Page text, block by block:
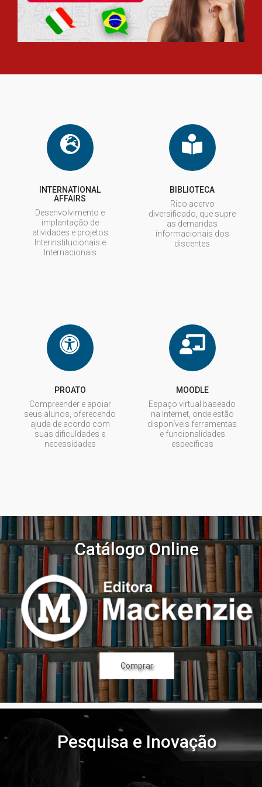
INTERNATIONAL
AFFAIRS
Desenvolvimento e
implantação de
atividades e projetos
Interinstitucionais e
Internacionais
BIBLIOTECA
Rico acervo
diversificado, que supre
as demandas
informacionais dos
discentes
PROATO
Compreender e apoiar
seus alunos, oferecendo
ajuda de acordo com
suas dificuldades e
necessidades
MOODLE
Espaço virtual baseado
na Internet, onde estão
disponíveis ferramentas
e funcionalidades
específicas
Catálogo Online
Comprar
Pesquisa e Inovação
Pesquisa e Inovação
Pesquisa e Inovação
Pesquisa e Inovação
Pesquisa e Inovação